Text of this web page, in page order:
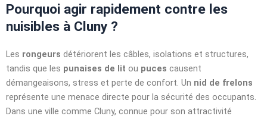
Pourquoi agir rapidement contre les
nuisibles à Cluny ?
Les rongeurs détériorent les câbles, isolations et structures,
tandis que les punaises de lit ou puces causent
démangeaisons, stress et perte de confort. Un nid de frelons
représente une menace directe pour la sécurité des occupants.
Dans une ville comme Cluny, connue pour son attractivité